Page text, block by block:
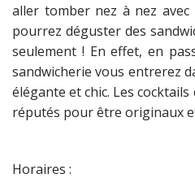
aller tomber nez à nez
pourrez déguster des
seulement ! En effet, en
sandwicherie vous entrerez
élégante et chic. Les
réputés pour être originaux
Horaires :